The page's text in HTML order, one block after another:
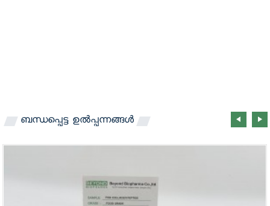
ബന്ധപ്പെട്ട ഉൽപ്പന്നങ്ങൾ